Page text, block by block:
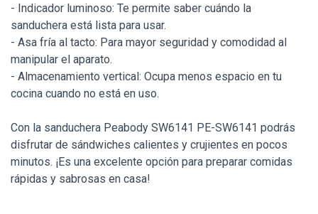
- Indicador luminoso: Te permite saber cuándo la
sanduchera está lista para usar.
- Asa fría al tacto: Para mayor seguridad y comodidad al
manipular el aparato.
- Almacenamiento vertical: Ocupa menos espacio en tu
cocina cuando no está en uso.
Con la sanduchera Peabody SW6141 PE-SW6141 podrás
disfrutar de sándwiches calientes y crujientes en pocos
minutos. ¡Es una excelente opción para preparar comidas
rápidas y sabrosas en casa!